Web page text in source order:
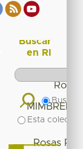
Rosas
Buscar
en RI
Buscar
Esta